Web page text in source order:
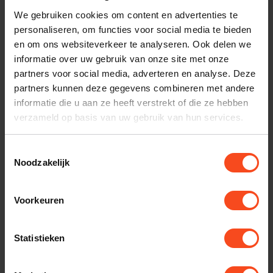
We gebruiken cookies om content en advertenties te
personaliseren, om functies voor social media te bieden
en om ons websiteverkeer te analyseren. Ook delen we
informatie over uw gebruik van onze site met onze
partners voor social media, adverteren en analyse. Deze
partners kunnen deze gegevens combineren met andere
informatie die u aan ze heeft verstrekt of die ze hebben
verzameld op basis van uw gebruik van hun services.
Noodzakelijk
Voorkeuren
Statistieken
Productomschrijving
Reviews
LEEMA ACOUSTICS
Op voorraad
LEEMA ACOUSTICS
Leema i150